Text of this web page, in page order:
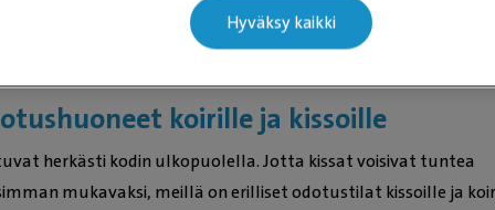
lemmikkiäsi.
koirille ja kissoille
herkästi kodin ulkopuolella. Jotta kissat voisivat tuntea
mukavaksi, meillä on erilliset odotustilat kissoille ja
Hyväksy kaikki